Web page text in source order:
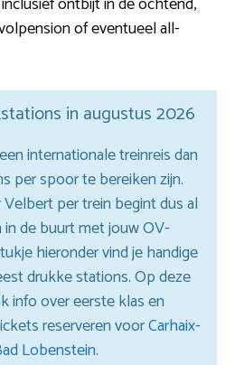
of eventueel all-
in augustus 2026
internationale treinreis dan
per spoor te bereiken zijn.
Velbert per trein begint dus al
de buurt met jouw OV-
hieronder vind je handige
drukke stations. Op deze
info over eerste klas en
reserveren voorCarhaix-
Lobenstein.